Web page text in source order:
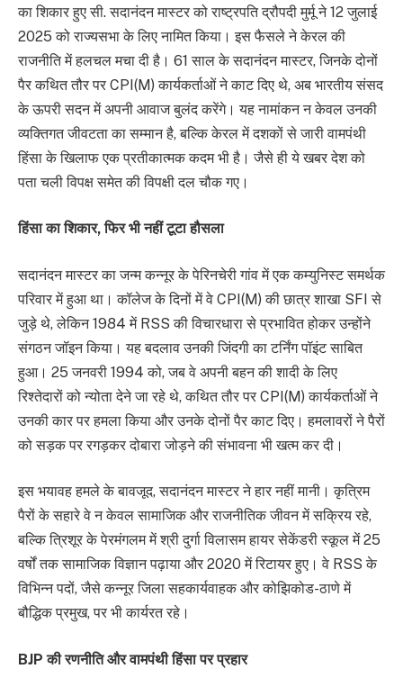
का शिकार हुए सी. सदानंदन मास्टर को राष्ट्रपति द्रौपदी मुर्मू ने 12 जुलाई
2025 को राज्यसभा के लिए नामित किया। इस फैसले ने केरल की
राजनीति में हलचल मचा दी है। 61 साल के सदानंदन मास्टर, जिनके दोनों
पैर कथित तौर पर CPI(M) कार्यकर्ताओं ने काट दिए थे, अब भारतीय संसद
के ऊपरी सदन में अपनी आवाज बुलंद करेंगे। यह नामांकन न केवल उनकी
व्यक्तिगत जीवटता का सम्मान है, बल्कि केरल में दशकों से जारी वामपंथी
हिंसा के खिलाफ एक प्रतीकात्मक कदम भी है। जैसे ही ये खबर देश को
पता चली विपक्ष समेत की विपक्षी दल चौक गए।
हिंसा का शिकार, फिर भी नहीं टूटा हौसला
सदानंदन मास्टर का जन्म कन्नूर के पेरिनचेरी गांव में एक कम्युनिस्ट समर्थक
परिवार में हुआ था। कॉलेज के दिनों में वे CPI(M) की छात्र शाखा SFI से
जुड़े थे, लेकिन 1984 में RSS की विचारधारा से प्रभावित होकर उन्होंने
संगठन जॉइन किया। यह बदलाव उनकी जिंदगी का टर्निंग पॉइंट साबित
हुआ। 25 जनवरी 1994 को, जब वे अपनी बहन की शादी के लिए
रिश्तेदारों को न्योता देने जा रहे थे, कथित तौर पर CPI(M) कार्यकर्ताओं ने
उनकी कार पर हमला किया और उनके दोनों पैर काट दिए। हमलावरों ने पैरों
को सड़क पर रगड़कर दोबारा जोड़ने की संभावना भी खत्म कर दी।
इस भयावह हमले के बावजूद, सदानंदन मास्टर ने हार नहीं मानी। कृत्रिम
पैरों के सहारे वे न केवल सामाजिक और राजनीतिक जीवन में सक्रिय रहे,
बल्कि त्रिशूर के पेरमंगलम में श्री दुर्गा विलासम हायर सेकेंडरी स्कूल में 25
वर्षों तक सामाजिक विज्ञान पढ़ाया और 2020 में रिटायर हुए। वे RSS के
विभिन्न पदों, जैसे कन्नूर जिला सहकार्यवाहक और कोझिकोड-ठाणे में
बौद्धिक प्रमुख, पर भी कार्यरत रहे।
BJP की रणनीति और वामपंथी हिंसा पर प्रहार